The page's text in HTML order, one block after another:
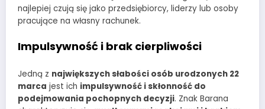
najlepiej czują się jako przedsiębiorcy, liderzy lub osoby
pracujące na własny rachunek.
Impulsywność i brak cierpliwości
Jedną z największych słabości osób urodzonych 22
marca jest ich impulsywność i skłonność do
podejmowania pochopnych decyzji. Znak Barana